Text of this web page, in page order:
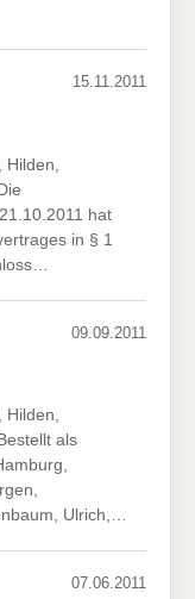
15.11.2011
hat
in § 1
09.09.2011
Hilden,
als
Ulrich,…
07.06.2011